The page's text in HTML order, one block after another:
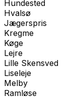
Hundested
Hvalsø
Jægerspris
Kregme
Køge
Lejre
Lille Skensved
Liseleje
Melby
Ramløse